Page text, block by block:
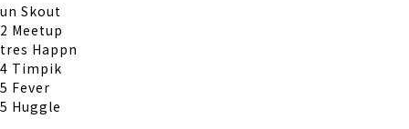
un Skout
2 Meetup
tres Happn
4 Timpik
5 Fever
5 Huggle